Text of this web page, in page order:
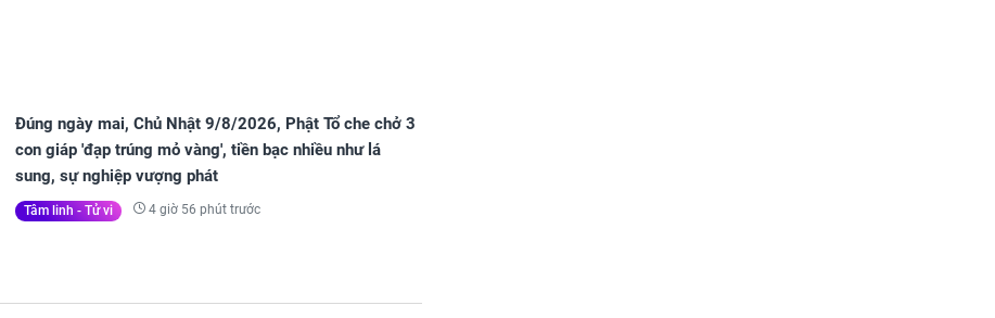
Đúng ngày mai, Chủ Nhật 9/8/2026, Phật Tổ che chở 3
con giáp 'đạp trúng mỏ vàng', tiền bạc nhiều như lá
sung, sự nghiệp vượng phát
Tâm linh - Tử vi 4 giờ 56 phút trước